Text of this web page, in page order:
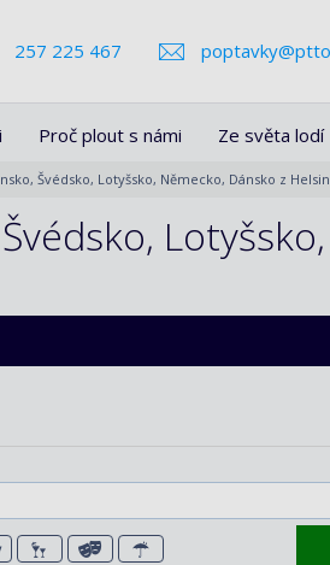
257 225 467
Proč plout s námi Ze světa lodí
Švédsko, Lotyšsko, Německo, Dánsko z